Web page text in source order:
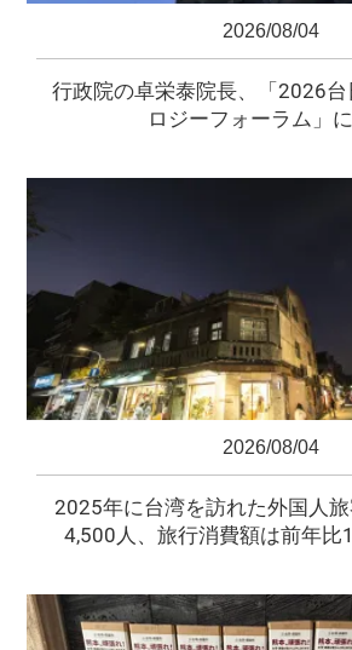
2026/08/04
行政院の卓栄泰院長、「2026台
ロジーフォーラム」
2026/08/04
2025年に台湾を訪れた外国人
4,500人、旅行消費額は前年比